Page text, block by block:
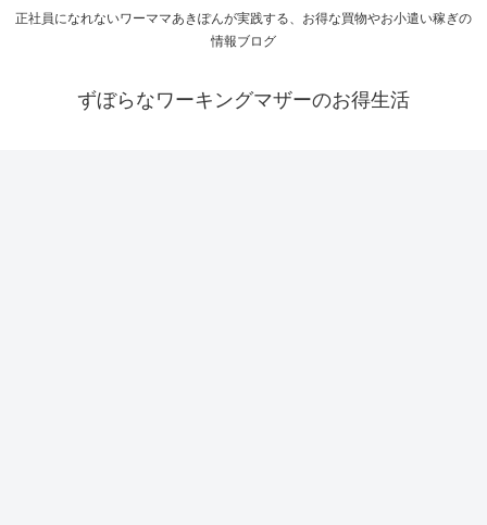
正社員になれないワーママあきぽんが実践する、お得な買物やお小遣い稼ぎの
情報ブログ
ずぼらなワーキングマザーのお得生活